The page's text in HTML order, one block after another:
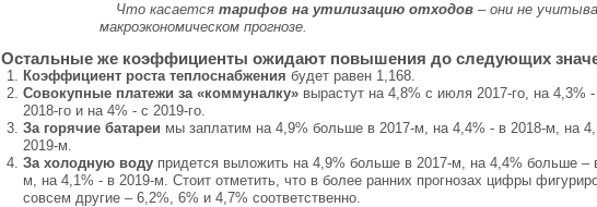
Что касается тарифов на утилизацию отходов – они не
макроэкономическом прогнозе.
Остальные же коэффициенты ожидают повышения до следующих
Коэффициент роста теплоснабжения будет равен 1,168.
Совокупные платежи за «коммуналку» вырастут на 4,8% с июля 2017-го, на 4,3% -
2018-го и на 4% - с 2019-го.
За горячие батареи мы заплатим на 4,9% больше в 2017-м, на 4,4% - в 2018-м, на
2019-м.
За холодную воду придется выложить на 4,9% больше в 2017-м, на 4,4% больше –
м, на 4,1% - в 2019-м. Стоит отметить, что в более ранних прогнозах цифры
совсем другие – 6,2%, 6% и 4,7% соответственно.